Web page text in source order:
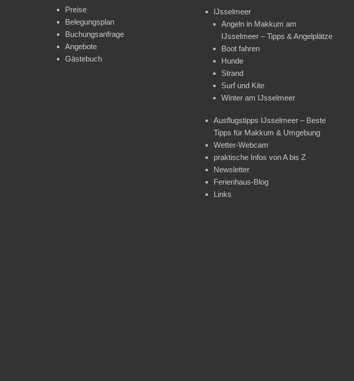
Preise
Belegungsplan
Buchungsanfrage
Angebote
Gästebuch
IJsselmeer
Angeln in Makkum am
IJsselmeer – Tipps & Angelplätze
Boot fahren
Hunde
Strand
Surf und Kite
Winter am IJsselmeer
Ausflugstipps IJsselmeer – Beste
Tipps für Makkum & Umgebung
Wetter-Webcam
praktische Infos von A bis Z
Newsletter
Ferienhaus-Blog
Links